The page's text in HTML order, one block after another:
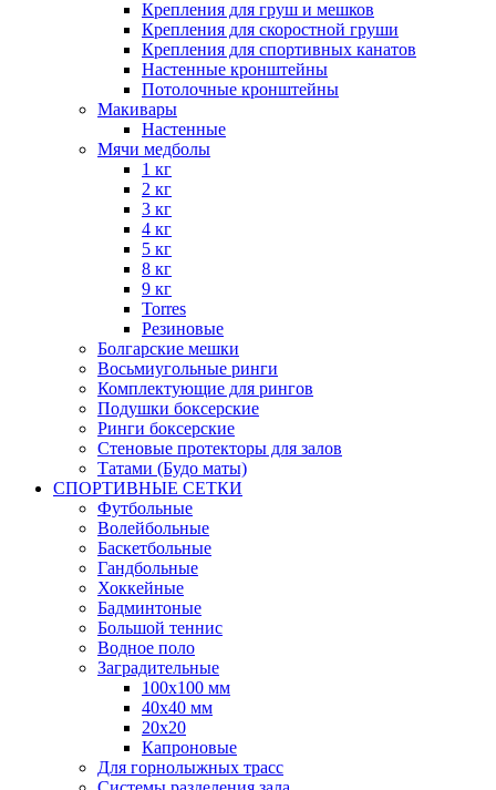
Крепления для груш и мешков
Крепления для скоростной груши
Крепления для спортивных канатов
Настенные кронштейны
Потолочные кронштейны
Макивары
Настенные
Мячи медболы
1 кг
2 кг
3 кг
4 кг
5 кг
8 кг
9 кг
Torres
Резиновые
Болгарские мешки
Восьмиугольные ринги
Комплектующие для рингов
Подушки боксерские
Ринги боксерские
Стеновые протекторы для залов
Татами (Будо маты)
СПОРТИВНЫЕ СЕТКИ
Футбольные
Волейбольные
Баскетбольные
Гандбольные
Хоккейные
Бадминтоные
Большой теннис
Водное поло
Заградительные
100х100 мм
40х40 мм
20х20
Капроновые
Для горнолыжных трасс